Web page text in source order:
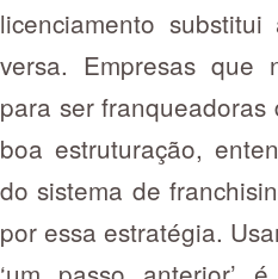
licenciamento
versa. Empresas que
para ser
boa estruturação,
do sistema de
por essa estratégia.